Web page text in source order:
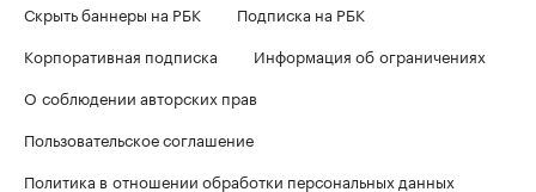
Скрыть баннеры на РБК
Подписка на РБК
Корпоративная подписка
Информация об ограничениях
О соблюдении авторских прав
Пользовательское соглашение
Политика в отношении обработки персональных данных